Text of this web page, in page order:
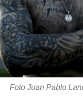
Foto Juan Pablo